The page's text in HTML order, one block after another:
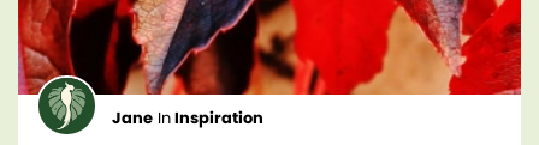
Jane InInspiration